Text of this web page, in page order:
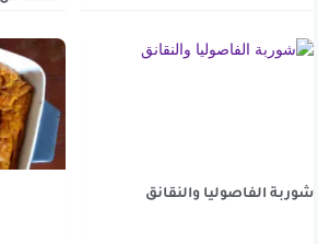
شوربة الفاصوليا والنقانق